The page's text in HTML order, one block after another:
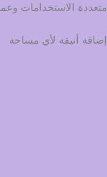
متعددة الاستخدامات
إضافة أنيقة لأي مساحة